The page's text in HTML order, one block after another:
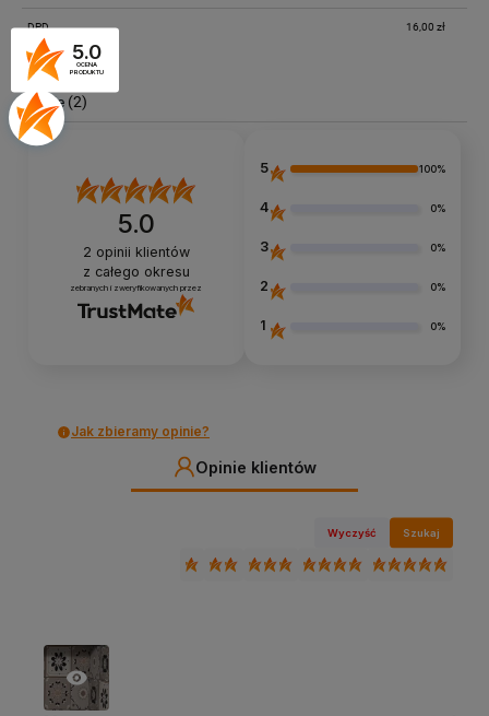
DPD 16,00 zł
Opinie (2)
5.0
2 opinii klientów
z całego okresu
zebranych i zweryfikowanych przez
5 100%
4 0%
3 0%
2 0%
1 0%
Jak zbieramy opinie?
Opinie klientów
Wyczyść Szukaj
5.0
OCENA
PRODUKTU